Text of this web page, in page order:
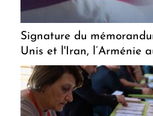
Signature du
Unis et l'Iran, l’Arménie